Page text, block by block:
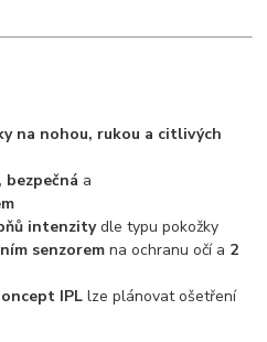
na nohou, rukou a citlivých
a
intenzitydle typu pokožky
senzorem na ochranu očí a 2
IPL lze plánovat ošetření